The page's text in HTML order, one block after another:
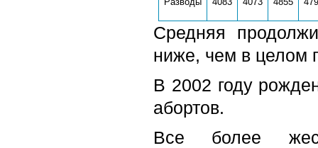
Средняя
ниже, чем в целом
В 2002 году
абортов.
Все более